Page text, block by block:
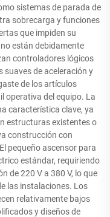
sistemas de parada de
sobrecarga y funciones
que impiden su
están debidamente
controladores lógicos
de aceleración y
de los artículos
operativa del equipo. La
característica clave, ya
estructuras existentes o
construcción con
pequeño ascensor para
estándar, requiriendo
de 220 V a 380 V, lo que
las instalaciones. Los
relativamente bajos
y diseños de